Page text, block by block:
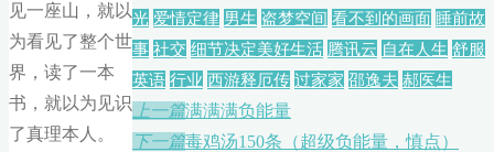
见一座山，就以
为看见了整个世
界，读了一本
书，就以为见识
了真理本人。
光 爱情定律 男生 盗梦空间 看不到的画面 睡前故
事 社交 细节决定美好生活 腾讯云 自在人生 舒服
英语 行业 西游释厄传 过家家 邵逸夫 郝医生
上一篇满满满负能量
下一篇毒鸡汤150条（超级负能量，慎点）